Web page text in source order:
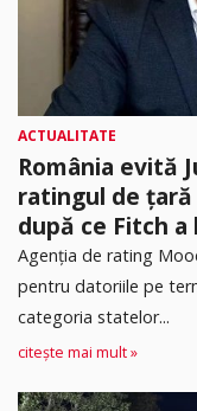
ACTUALITATE
România evită
ratingul de țară
după ce Fitch
Agenția de rating
pentru datoriile pe
categoria statelor...
citește mai mult »